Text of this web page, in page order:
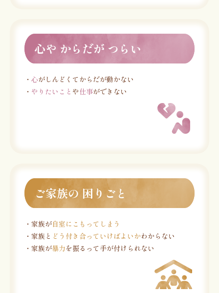
心や からだが つらい
・ 心がしんどくてからだが動かない
・ やりたいこと や仕事ができない
ご家族の 困りごと
・家族が自室にこもってしまう
・家族と どう付き合っていけばよいかわからない
・家族が暴力を振るって手が付けられない